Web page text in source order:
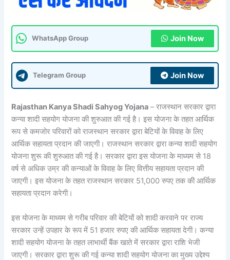
WhatsApp Group Join Now
Telegram Group Join Now
Rajasthan Kanya Shadi Sahyog Yojana – राजस्थान सरकार द्वारा
कन्या शादी सहयोग योजना की शुरुआत की गई है। इस योजना के तहत आर्थिक
रूप से कमजोर परिवारों को राजस्थान सरकार द्वारा बेटियों के विवाह के लिए
आर्थिक सहायता प्रदान की जाएगी। राजस्थान सरकार द्वारा कन्या शादी सहयोग
योजना शुरू की शुरुआत की गई है। सरकार द्वारा इस योजना के माध्यम से 18
वर्ष से अधिक उम्र की कन्याओं के विवाह के लिए वित्तीय सहायता प्रदान की
जाएगी। इस योजना के तहत राजस्थान सरकार 51,000 रुपए तक की आर्थिक
सहायता प्रदान करेगी।
इस योजना के माध्यम से गरीब परिवार की बेटियों को शादी करवाने पर राज्य
सरकार उन्हें उपहार के रूप में 51 हजार रुपए की आर्थिक सहायता देगी। कन्या
शादी सहयोग योजना के तहत लाभार्थी बैंक खाते में सरकार द्वारा राशि भेजी
जाएगी। सरकार द्वारा शुरू की गई कन्या शादी सहयोग योजना का मुख्य उद्देश्य